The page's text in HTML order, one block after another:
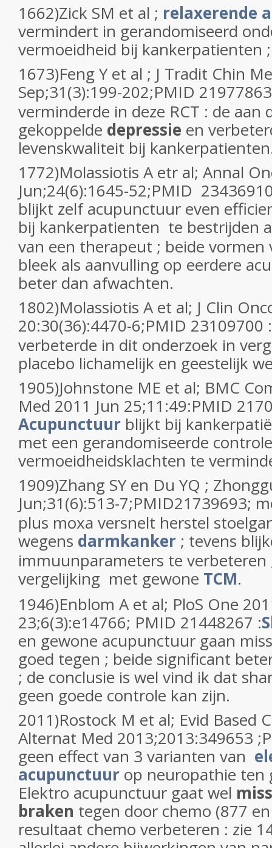
1662)Zick SM et al ; relaxerende
vermindert in gerandomiseerd
vermoeidheid bij kankerpatienten
1673)Feng Y et al ; J Tradit Chin
Sep;31(3):199-202;PMID
verminderde in deze RCT : de aan
gekoppelde depressie en
levenskwaliteit bij
1772)Molassiotis A etr al; Annal
Jun;24(6):1645-52;PMID
blijkt zelf acupunctuur even
bij kankerpatienten te bestrijden
van een therapeut ; beide vormen
bleek als aanvulling op eerdere
beter dan afwachten.
1802)Molassiotis A et al; J Clin
20:30(36):4470-6;PMID 23109700
verbeterde in dit onderzoek in
placebo lichamelijk en geestelijk
1905)Johnstone ME et al; BMC
Med 2011 Jun 25;11:49:PMID
Acupunctuur blijkt bij
met een gerandomiseerde
vermoeidheidsklachten te
1909)Zhang SY en Du YQ ;
Jun;31(6):513-7;PMID21739693;
plus moxa versnelt herstel
wegens darmkanker ; tevens
immuunparameters te verbeteren
vergelijking met gewone TCM.
1946)Enblom A et al; PloS One
23;6(3):e14766; PMID 21448267 :
en gewone acupunctuur gaan
goed tegen ; beide significant
; de conclusie is wel vind ik dat
geen goede controle kan zijn.
2011)Rostock M et al; Evid Based
Alternat Med 2013;2013:349653
geen effect van 3 varianten van
acupunctuur op neuropathie ten
Elektro acupunctuur gaat wel
braken tegen door chemo (877
resultaat chemo verbeteren : zie